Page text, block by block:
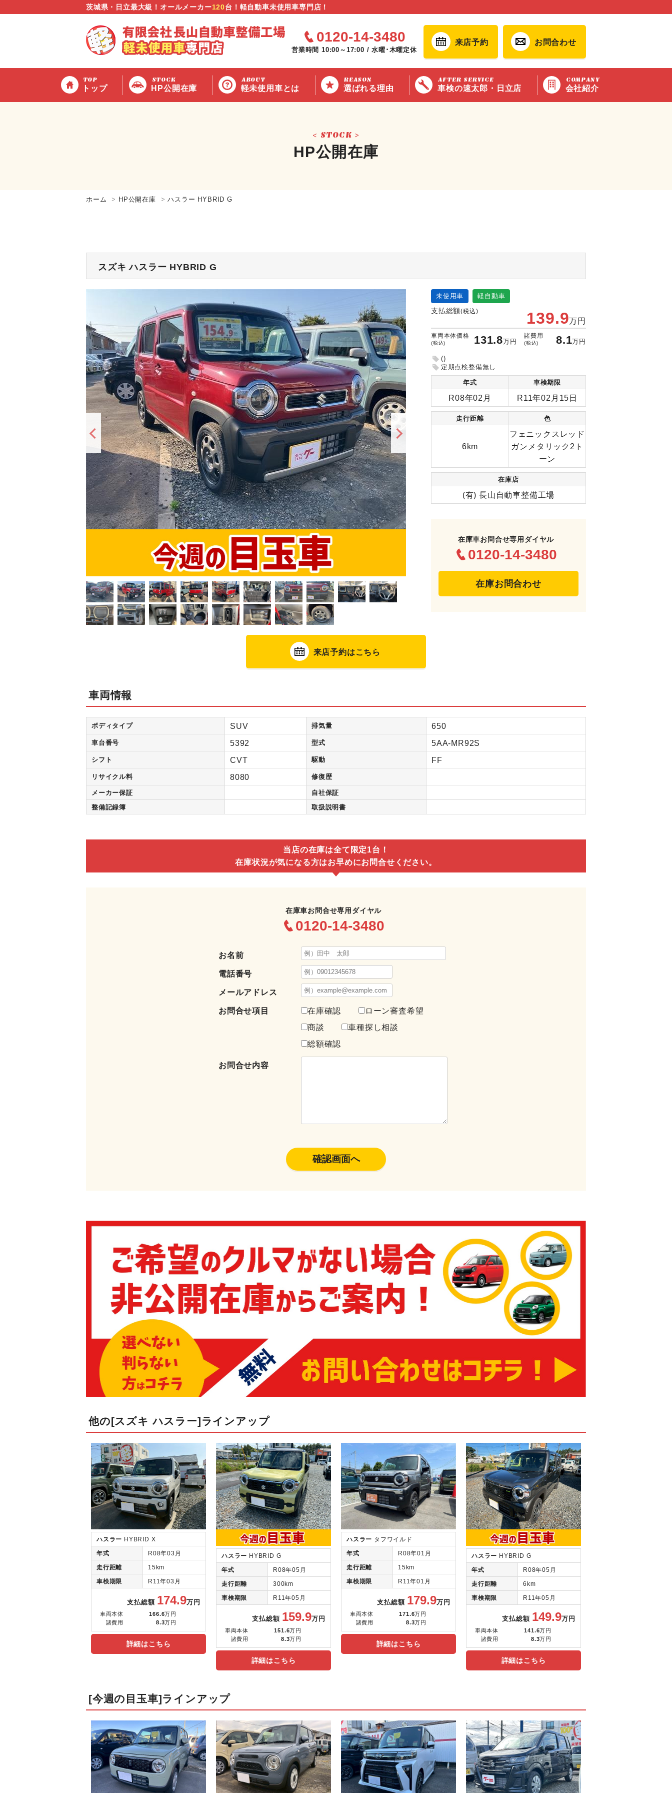
茨城県・日立最大級！オールメーカー120台！軽自動車未使用車専門店！
0120-14-3480
営業時間 10:00～17:00 / 水曜･木曜定休
来店予約 お問合わせ
TOP
トップ
STOCK
HP公開在庫
ABOUT
軽未使用車とは
REASON
選ばれる理由
AFTER SERVICE
車検の速太郎・日立店
COMPANY
会社紹介
STOCK
HP公開在庫
ホーム HP公開在庫 ハスラー HYBRID G
スズキ ハスラー HYBRID G
未使用車 軽自動車
支払総額(税込) 139.9万円
車両本体価格
(税込) 131.8万円
諸費用
(税込) 8.1万円
()
定期点検整備無し
年式 車検期限
R08年02月 R11年02月15日
走行距離 色
6km
フェニックスレッド
ガンメタリック2ト
ーン
在庫店
(有) 長山自動車整備工場
在庫車お問合せ専用ダイヤル
0120-14-3480
在庫お問合わせ
来店予約はこちら
車両情報
ボディタイプ SUV 排気量 650
車台番号 5392 型式 5AA-MR92S
シフト CVT 駆動 FF
リサイクル料 8080 修復歴
メーカー保証
自社保証
整備記録簿
取扱説明書
当店の在庫は全て限定1台！
在庫状況が気になる方はお早めにお問合せください。
在庫車お問合せ専用ダイヤル
0120-14-3480
お名前
電話番号
メールアドレス
お問合せ項目 在庫確認
ローン審査希望
商談
車種探し相談
総額確認
お問合せ内容
他の[スズキ ハスラー]ラインアップ
ハスラー HYBRID X
年式
R08年03月
走行距離
15km
車検期限
R11年03月
支払総額 174.9万円
車両本体 166.6万円
諸費用
8.3万円
詳細はこちら
ハスラー HYBRID G
年式
R08年05月
走行距離
300km
車検期限
R11年05月
支払総額 159.9万円
車両本体 151.6万円
諸費用
8.3万円
詳細はこちら
ハスラー タフワイルド
年式
R08年01月
走行距離
15km
車検期限
R11年01月
支払総額 179.9万円
車両本体 171.6万円
諸費用
8.3万円
詳細はこちら
ハスラー HYBRID G
年式
R08年05月
走行距離
6km
車検期限
R11年05月
支払総額 149.9万円
車両本体 141.6万円
諸費用
8.3万円
詳細はこちら
[今週の目玉車]ラインアップ